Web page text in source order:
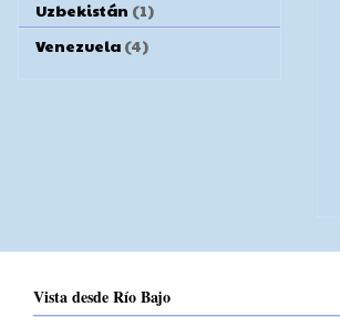
Uzbekistán (1)
Venezuela (4)
Vista desde Río Bajo